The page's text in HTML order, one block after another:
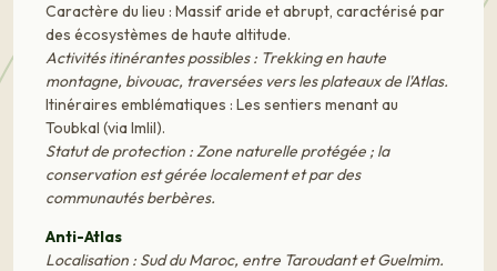
Caractère du lieu : Massif aride et abrupt, caractérisé par
des écosystèmes de haute altitude.
Activités itinérantes possibles : Trekking en haute
montagne, bivouac, traversées vers les plateaux de l'Atlas.
Itinéraires emblématiques : Les sentiers menant au
Toubkal (via Imlil).
Statut de protection : Zone naturelle protégée ; la
conservation est gérée localement et par des
communautés berbères.
Anti-Atlas
Localisation : Sud du Maroc, entre Taroudant et Guelmim.